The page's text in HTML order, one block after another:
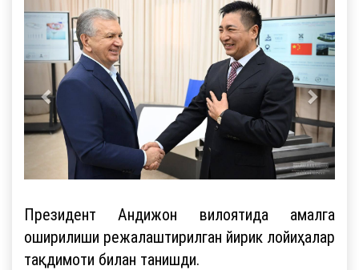
Президент Андижон вилоятида амалга
оширилиши режалаштирилган йирик лойиҳалар
тақдимоти билан танишди.